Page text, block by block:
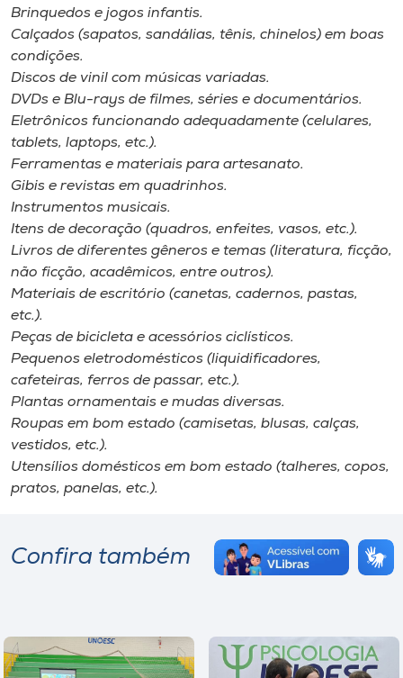
Brinquedos e jogos infantis.
Calçados (sapatos, sandálias, tênis, chinelos) em boas
condições.
Discos de vinil com músicas variadas.
DVDs e Blu-rays de filmes, séries e documentários.
Eletrônicos funcionando adequadamente (celulares,
tablets, laptops, etc.).
Ferramentas e materiais para artesanato.
Gibis e revistas em quadrinhos.
Instrumentos musicais.
Itens de decoração (quadros, enfeites, vasos, etc.).
Livros de diferentes gêneros e temas (literatura, ficção,
não ficção, acadêmicos, entre outros).
Materiais de escritório (canetas, cadernos, pastas,
etc.).
Peças de bicicleta e acessórios ciclísticos.
Pequenos eletrodomésticos (liquidificadores,
cafeteiras, ferros de passar, etc.).
Plantas ornamentais e mudas diversas.
Roupas em bom estado (camisetas, blusas, calças,
vestidos, etc.).
Utensílios domésticos em bom estado (talheres, copos,
pratos, panelas, etc.).
Confira também